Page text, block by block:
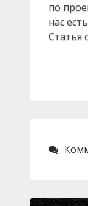
по
нас
Статья